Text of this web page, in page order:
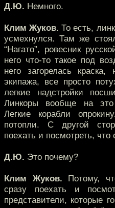
Д.Ю. Немного.
Клим Жуков. То есть,
усмехнулся. Там же
“Нагато”, ровесник
него что-то такое под
него загорелась
экипажа, все просто
легкие надстройки
Линкоры вообще на
Легкие корабли
потопли. С другой
поехать и посмотреть, что
Д.Ю. Это почему?
Клим Жуков. Потому,
сразу поехать и
представители, которые